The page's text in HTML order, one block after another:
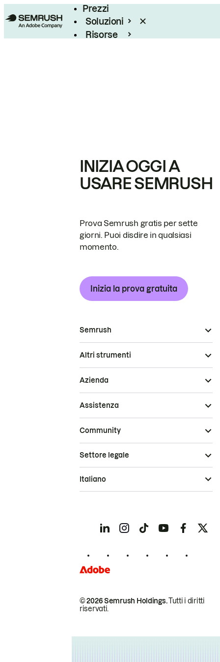
Prezzi
Soluzioni
Risorse
INIZIA OGGI A
USARE SEMRUSH
Prova Semrush gratis per sette
giorni. Puoi disdire in qualsiasi
momento.
Inizia la prova gratuita
Semrush
Altri strumenti
Azienda
Assistenza
Community
© 2026 Semrush Holdings.Tutti i diritti
riservati.
Settore legale
Italiano